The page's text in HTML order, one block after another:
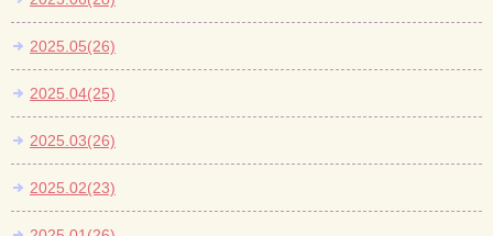
2025.05(26)
2025.04(25)
2025.03(26)
2025.02(23)